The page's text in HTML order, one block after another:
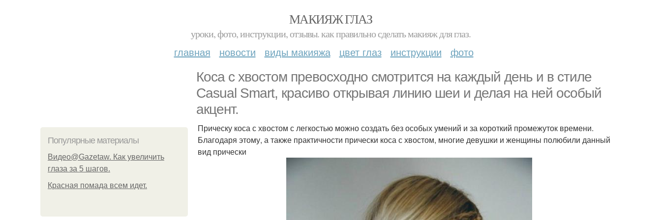
МАКИЯЖ ГЛАЗ
уроки, фото, инструкции, отзывы. как правильно сделать макияж для глаз.
главная новости виды макияжа цвет глаз инструкции фото
Коса с хвостом превосходно смотрится на каждый день и в стиле
Casual Smart, красиво открывая линию шеи и делая на ней особый
акцент.
Популярные материалы
Видео@Gazetaw. Как увеличить
глаза за 5 шагов.
Красная помада всем идет.
Прическу коса с хвостом с легкостью можно создать без особых умений и за короткий промежуток времени.
Благодаря этому, а также практичности прически коса с хвостом, многие девушки и женщины полюбили данный
вид прически